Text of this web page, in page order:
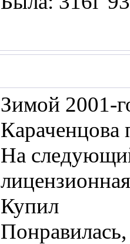
Зимой 2001-
Караченцова
На
Купил